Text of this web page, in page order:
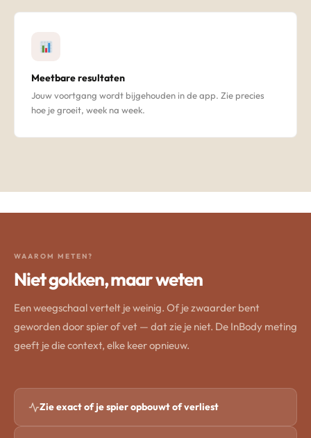
Meetbare resultaten
Jouw voortgang wordt bijgehouden in de app. Zie precies
hoe je groeit, week na week.
WAAROM METEN?
Niet gokken, maar weten
Een weegschaal vertelt je weinig. Of je zwaarder bent
geworden door spier of vet — dat zie je niet. De InBody meting
geeft je die context, elke keer opnieuw.
Zie exact of je spier opbouwt of verliest